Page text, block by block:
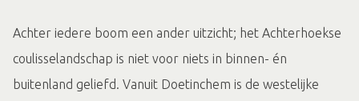
Achter iedere boom een ander uitzicht; het Achterhoekse
coulisselandschap is niet voor niets in binnen- én
buitenland geliefd. Vanuit Doetinchem is de westelijke